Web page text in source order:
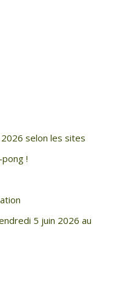
2026 selon les sites
!
5 juin 2026 au